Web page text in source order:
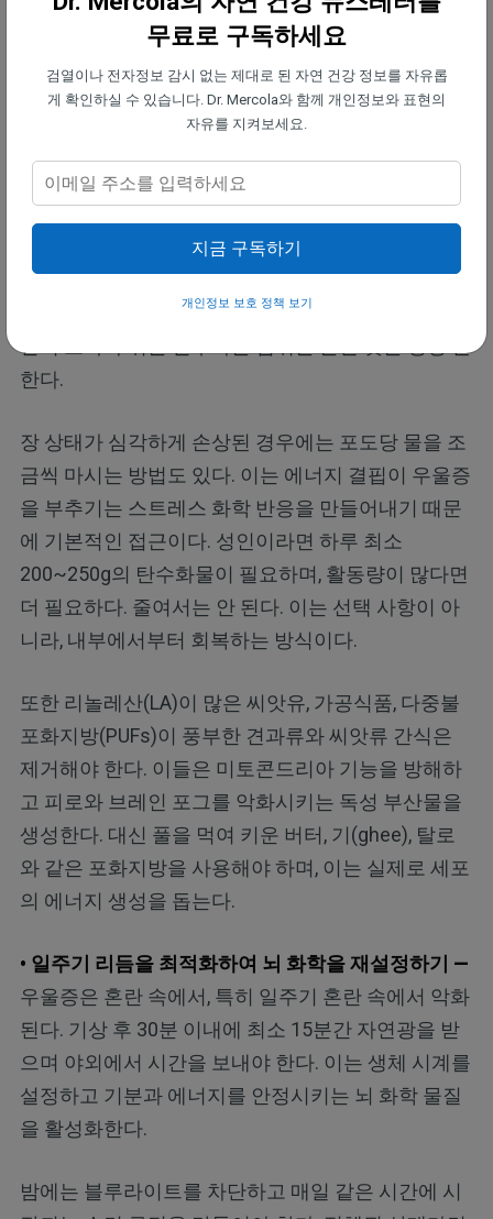
다. 이는 신체와 뇌가 질병의 부담에 압도되고 있다는
신호다. 우울증은 누적된 신체적 스트레스, 에너지 고
갈, 정신적 부담의 결과인 경우가 많기 때문에, 우울의
고리를 끊고자 한다면 문제의 근원을 해결해야 한다.
선하는 데 도움이 된다.
• 세포에 필요한 에너지를 공급하기 —
에너지를 만들지 못하면 뇌 기능을 포함한 모든 기능
이 무너지기 시작한다. 그래서 필자는 잘 익은 과일과
같이 소화가 쉬운 탄수화물 섭취를 늘릴 것을 항상 권
한다.
장 상태가 심각하게 손상된 경우에는 포도당 물을 조
금씩 마시는 방법도 있다. 이는 에너지 결핍이 우울증
을 부추기는 스트레스 화학 반응을 만들어내기 때문
에 기본적인 접근이다. 성인이라면 하루 최소
200~250g의 탄수화물이 필요하며, 활동량이 많다면
더 필요하다. 줄여서는 안 된다. 이는 선택 사항이 아
니라, 내부에서부터 회복하는 방식이다.
또한 리놀레산(LA)이 많은 씨앗유, 가공식품, 다중불
포화지방(PUFs)이 풍부한 견과류와 씨앗류 간식은
제거해야 한다. 이들은 미토콘드리아 기능을 방해하
고 피로와 브레인 포그를 악화시키는 독성 부산물을
생성한다. 대신 풀을 먹여 키운 버터, 기(ghee), 탈로
와 같은 포화지방을 사용해야 하며, 이는 실제로 세포
의 에너지 생성을 돕는다.
• 일주기 리듬을 최적화하여 뇌 화학을 재설정하기 —
우울증은 혼란 속에서, 특히 일주기 혼란 속에서 악화
된다. 기상 후 30분 이내에 최소 15분간 자연광을 받
으며 야외에서 시간을 보내야 한다. 이는 생체 시계를
설정하고 기분과 에너지를 안정시키는 뇌 화학 물질
을 활성화한다.
밤에는 블루라이트를 차단하고 매일 같은 시간에 시
무료로 구독하세요
검열이나 전자정보 감시 없는 제대로 된 자연 건강 정보를 자유롭
게 확인하실 수 있습니다. Dr. Mercola와 함께 개인정보와 표현의
자유를 지켜보세요.
지금 구독하기
개인정보 보호 정책 보기